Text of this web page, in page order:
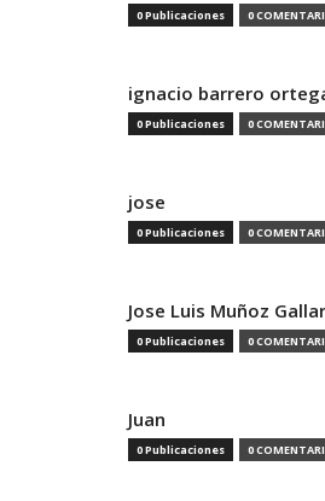
0 Publicaciones 0
ignacio barrero
0 Publicaciones 0
jose
0 Publicaciones 0
Jose Luis Muñoz
0 Publicaciones 0
Juan
0 Publicaciones 0